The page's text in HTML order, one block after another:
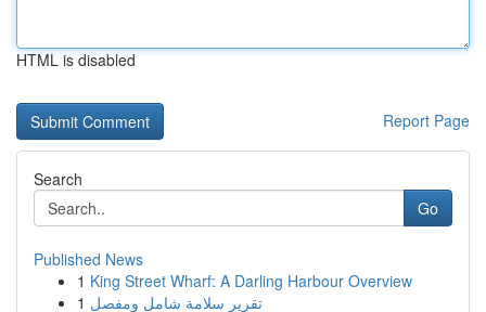
HTML is disabled
Report Page
Search
Go
Published News
1 King Street Wharf: A Darling Harbour Overview
1 تقرير سلامة شامل ومفصل